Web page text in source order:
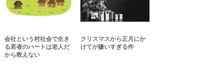
会社という村社会で生き
る若者のハートは老人だ
から救えない
クリスマスから正月にか
けてが嫌いすぎる件